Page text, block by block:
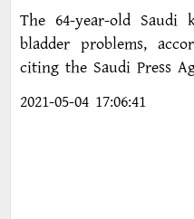
The 64-year-old
bladder problems,
citing the Saudi Press
2021-05-04 17:06:41